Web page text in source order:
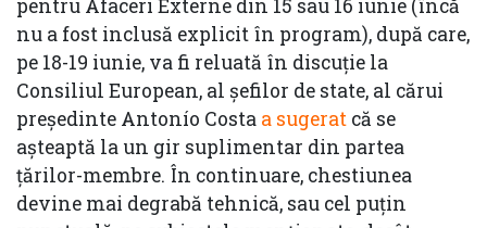
pentru Afaceri Externe din 15 sau 16 iunie (încă
nu a fost inclusă explicit în program), după care,
pe 18-19 iunie, va fi reluată în discuție la
Consiliul European, al șefilor de state, al cărui
președinte Antonío Costa a sugerat că se
așteaptă la un gir suplimentar din partea
țărilor-membre. În continuare, chestiunea
devine mai degrabă tehnică, sau cel puțin